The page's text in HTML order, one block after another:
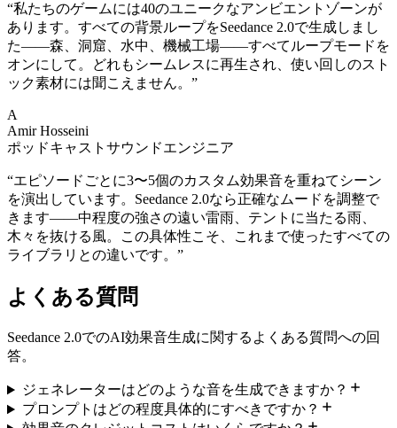
“私たちのゲームには40のユニークなアンビエントゾーンが
あります。すべての背景ループをSeedance 2.0で生成しまし
た——森、洞窟、水中、機械工場——すべてループモードを
オンにして。どれもシームレスに再生され、使い回しのスト
ック素材には聞こえません。 ”
A
Amir Hosseini
ポッドキャストサウンドエンジニア
“エピソードごとに3〜5個のカスタム効果音を重ねてシーン
を演出しています。Seedance 2.0なら正確なムードを調整で
きます——中程度の強さの遠い雷雨、テントに当たる雨、
木々を抜ける風。この具体性こそ、これまで使ったすべての
ライブラリとの違いです。 ”
よくある質問
Seedance 2.0でのAI効果音生成に関するよくある質問への回
答。
ジェネレーターはどのような音を生成できますか？
プロンプトはどの程度具体的にすべきですか？